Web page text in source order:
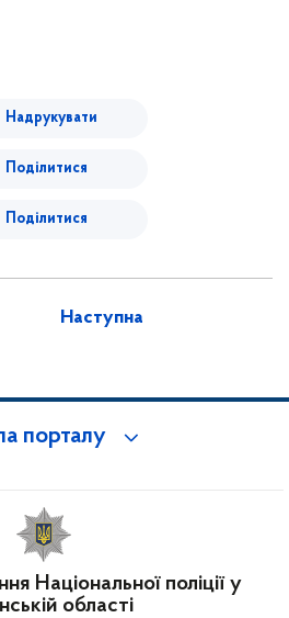
Надрукувати
Поділитися
Поділитися
Наступна
порталу
Національної поліції у
області